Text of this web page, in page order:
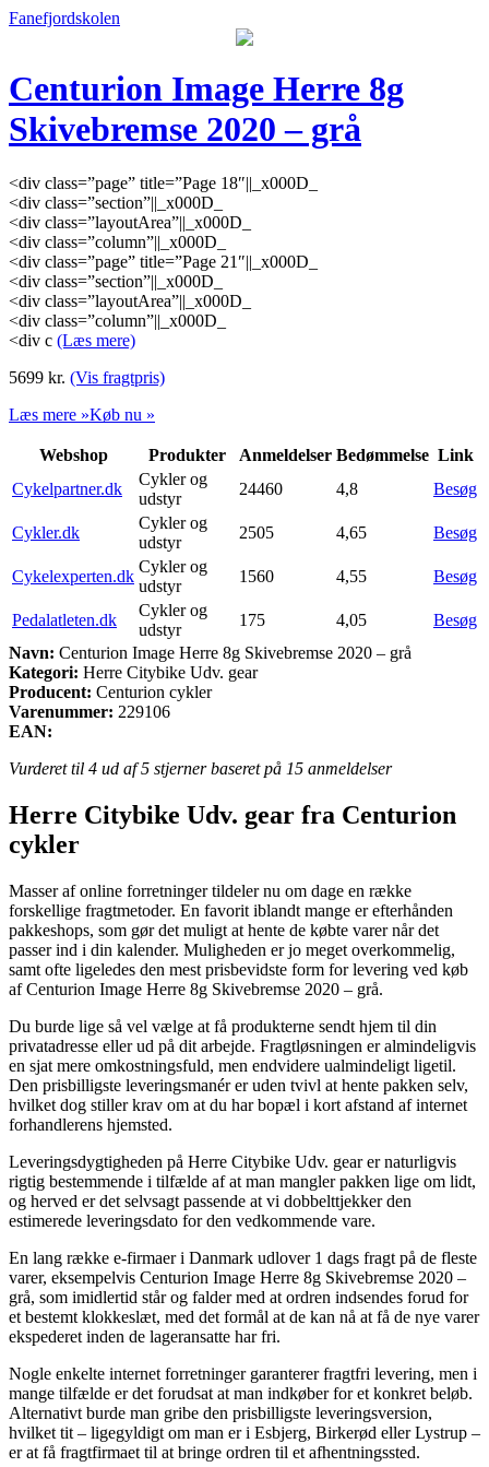
Fanefjordskolen
Centurion Image Herre 8g
Skivebremse 2020 – grå
<div class=”page” title=”Page 18″||_x000D_
<div class=”section”||_x000D_
<div class=”layoutArea”||_x000D_
<div class=”column”||_x000D_
<div class=”page” title=”Page 21″||_x000D_
<div class=”section”||_x000D_
<div class=”layoutArea”||_x000D_
<div class=”column”||_x000D_
<div c (Læs mere)
5699 kr. (Vis fragtpris)
Læs mere »Køb nu »
Webshop Produkter Anmeldelser Bedømmelse Link
Cykelpartner.dk
Cykler og
udstyr
24460 4,8 Besøg
Cykler.dk
Cykler og
udstyr
2505 4,65 Besøg
Cykelexperten.dk
Cykler og
udstyr
1560 4,55 Besøg
Pedalatleten.dk
Cykler og
udstyr
175 4,05
Besøg
Navn: Centurion Image Herre 8g Skivebremse 2020 – grå
Kategori: Herre Citybike Udv. gear
Producent: Centurion cykler
Varenummer: 229106
EAN:
Vurderet til 4 ud af 5 stjerner baseret på 15 anmeldelser
Herre Citybike Udv. gear fra Centurion
cykler
Masser af online forretninger tildeler nu om dage en række
forskellige fragtmetoder. En favorit iblandt mange er efterhånden
pakkeshops, som gør det muligt at hente de købte varer når det
passer ind i din kalender. Muligheden er jo meget overkommelig,
samt ofte ligeledes den mest prisbevidste form for levering ved køb
af Centurion Image Herre 8g Skivebremse 2020 – grå.
Du burde lige så vel vælge at få produkterne sendt hjem til din
privatadresse eller ud på dit arbejde. Fragtløsningen er almindeligvis
en sjat mere omkostningsfuld, men endvidere ualmindeligt ligetil.
Den prisbilligste leveringsmanér er uden tvivl at hente pakken selv,
hvilket dog stiller krav om at du har bopæl i kort afstand af internet
forhandlerens hjemsted.
Leveringsdygtigheden på Herre Citybike Udv. gear er naturligvis
rigtig bestemmende i tilfælde af at man mangler pakken lige om lidt,
og herved er det selvsagt passende at vi dobbelttjekker den
estimerede leveringsdato for den vedkommende vare.
En lang række e-firmaer i Danmark udlover 1 dags fragt på de fleste
varer, eksempelvis Centurion Image Herre 8g Skivebremse 2020 –
grå, som imidlertid står og falder med at ordren indsendes forud for
et bestemt klokkeslæt, med det formål at de kan nå at få de nye varer
ekspederet inden de lageransatte har fri.
Nogle enkelte internet forretninger garanterer fragtfri levering, men i
mange tilfælde er det forudsat at man indkøber for et konkret beløb.
Alternativt burde man gribe den prisbilligste leveringsversion,
hvilket tit – ligegyldigt om man er i Esbjerg, Birkerød eller Lystrup –
er at få fragtfirmaet til at bringe ordren til et afhentningssted.